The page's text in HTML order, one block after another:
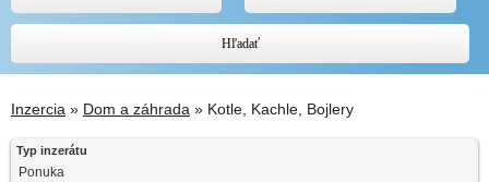
Hľadať
Inzercia » Dom a záhrada » Kotle, Kachle, Bojlery
Typ inzerátu
Ponuka